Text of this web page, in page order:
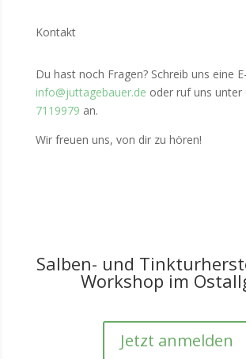
Kontakt
Du hast noch Fragen? Schreib uns eine
info@juttagebauer.de oder ruf uns unter
7119979 an.
Wir freuen uns, von dir zu hören!
Salben- und
Workshop im
Jetzt anmelden